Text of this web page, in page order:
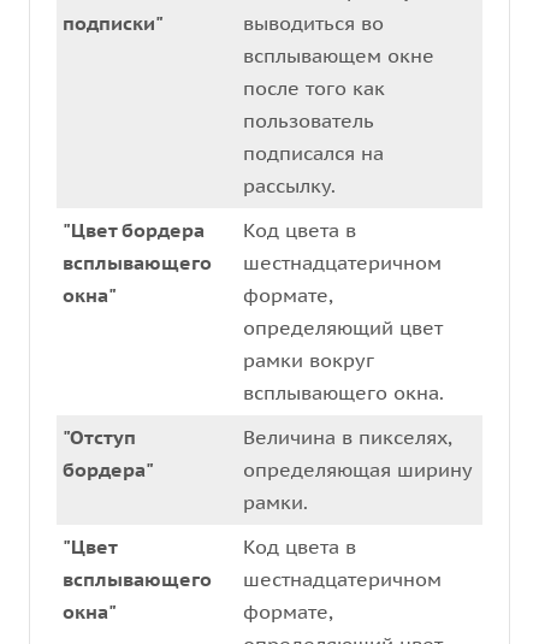
подписки"
выводиться во
всплывающем окне
после того как
пользователь
подписался на
рассылку.
"Цвет бордера
всплывающего
окна"
Код цвета в
шестнадцатеричном
формате,
определяющий цвет
рамки вокруг
всплывающего окна.
"Отступ
бордера"
Величина в пикселях,
определяющая ширину
рамки.
"Цвет
всплывающего
окна"
Код цвета в
шестнадцатеричном
формате,